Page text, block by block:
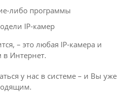
либо программы
IP-камер
– это любая IP-камера и
в Интернет.
у нас в системе – и Вы уже